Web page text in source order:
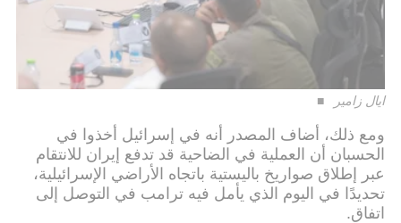
ايال زامير
ومع ذلك، أضاف المصدر أنه في إسرائيل أخذوا في
الحسبان أن العملية في الضاحية قد تدفع إيران للانتقام
عبر إطلاق صواريخ باليستية باتجاه الأراضي الإسرائيلية،
تحديدًا في اليوم الذي يأمل فيه ترامب في التوصل إلى
اتفاق.